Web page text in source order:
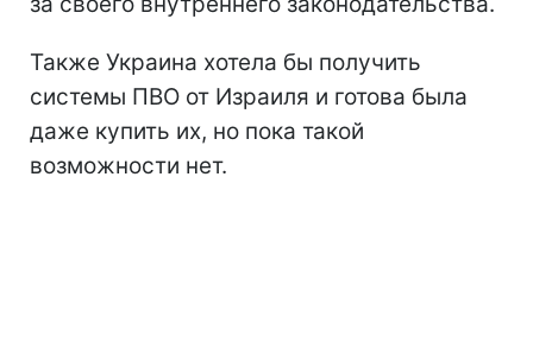
Также Украина хотела бы получить
системы ПВО от Израиля и готова была
даже купить их, но пока такой
возможности нет.